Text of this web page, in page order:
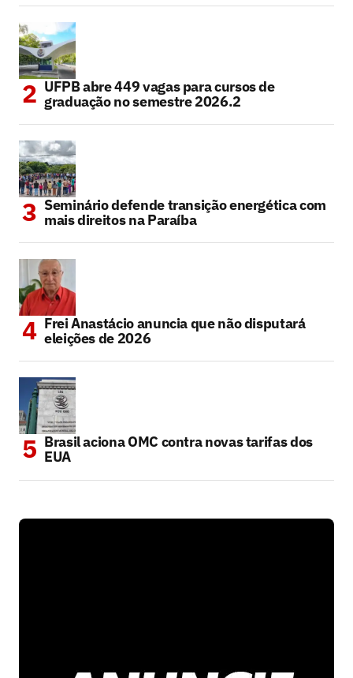
UFPB abre 449 vagas para cursos de
graduação no semestre 2026.2
Seminário defende transição energética com
mais direitos na Paraíba
Frei Anastácio anuncia que não disputará
eleições de 2026
Brasil aciona OMC contra novas tarifas dos
EUA